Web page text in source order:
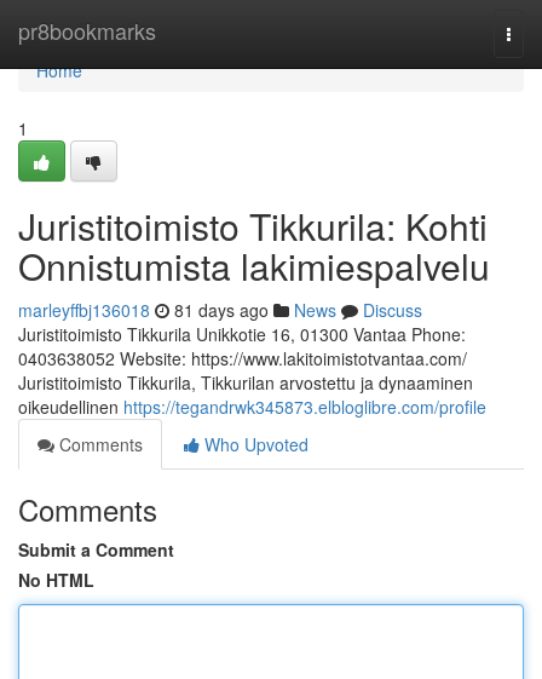
pr8bookmarks
Home
Home
1
Juristitoimisto Tikkurila: Kohti
Onnistumista lakimiespalvelu
marleyffbj136018 81 days ago News
Discuss
Juristitoimisto Tikkurila Unikkotie 16, 01300 Vantaa Phone:
0403638052 Website: https://www.lakitoimistotvantaa.com/
Juristitoimisto Tikkurila, Tikkurilan arvostettu ja dynaaminen
oikeudellinen https://tegandrwk345873.elbloglibre.com/profile
Comments
Who Upvoted
Comments
Submit a Comment
No HTML